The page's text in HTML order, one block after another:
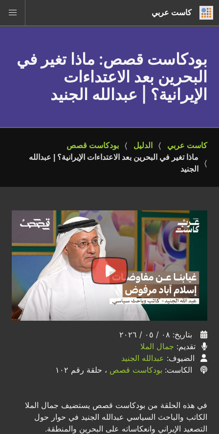
كاست عربي
بودكاست قصص: ماذا تغير في
البحرين بعد الاعتداءات
الإيرانية؟ | عبدالله الجنيد
كاست عربي الدليل
بودكاست قصص
ماذا تغير في البحرين بعد الاعتداءات الإيرانية؟ | عبدالله
الجنيد
بتاريخ: ٠٨ / ٠٥ / ٢٠٢٦
تقديم: جمال الملا
الضيوف: عبدالله الجنيد
الكاست: بودكاست قصص ، حلقة رقم ١٠٢
في هذه الحلقة من بودكاست قصص يستضيف جمال الملا
الكاتب والباحث السياسي عبدالله الجنيد في حوار حول
التصعيد الإيراني وانعكاساته على البحرين والمنطقة.